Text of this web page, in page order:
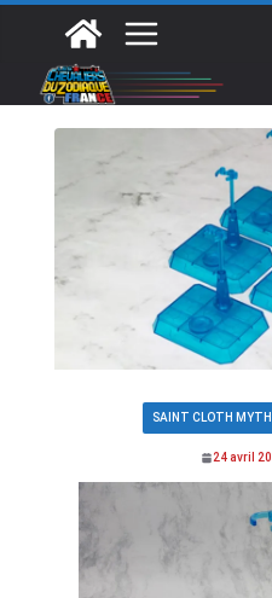
contenu
SAINT CLOTH MYTH
24 avril